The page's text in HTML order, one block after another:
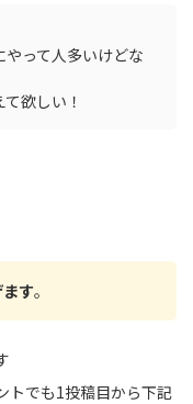
やって人多いけどな
欲しい！
す。
トでも1投稿目から下記